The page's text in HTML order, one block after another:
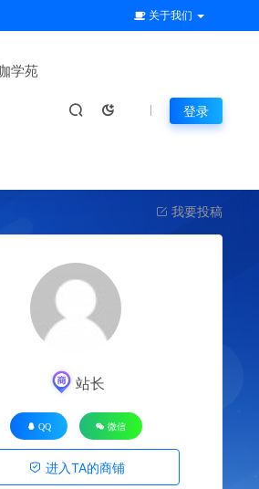
关于我们
学苑
登录
我要投稿
站长
QQ 微信
进入TA的商铺